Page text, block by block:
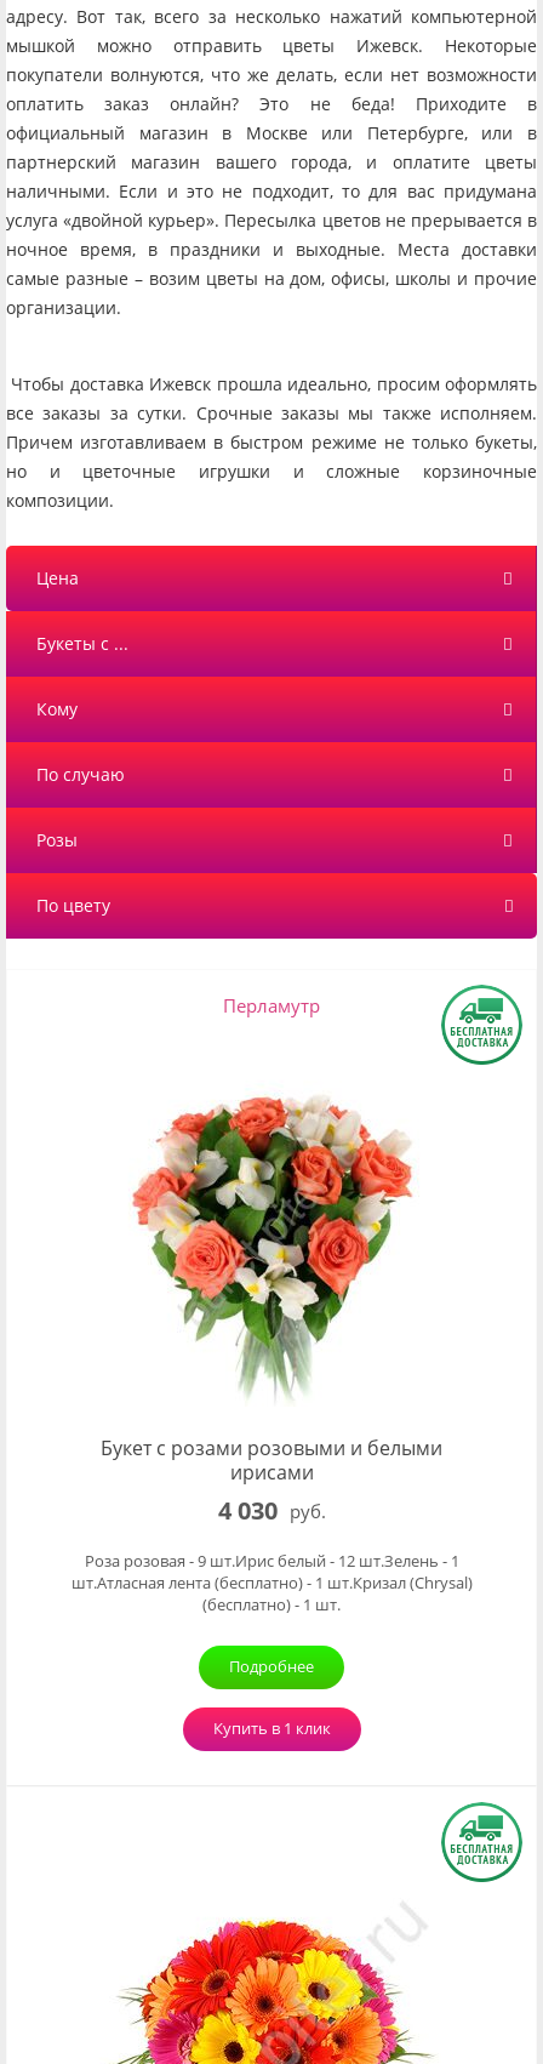
адресу. Вот так, всего за несколько нажатий компьютерной
мышкой можно отправить цветы Ижевск. Некоторые
покупатели волнуются, что же делать, если нет возможности
оплатить заказ онлайн? Это не беда! Приходите в
официальный магазин в Москве или Петербурге, или в
партнерский магазин вашего города, и оплатите цветы
наличными. Если и это не подходит, то для вас придумана
услуга «двойной курьер». Пересылка цветов не прерывается в
ночное время, в праздники и выходные. Места доставки
самые разные – возим цветы на дом, офисы, школы и прочие
организации.
Чтобы доставка Ижевск прошла идеально, просим оформлять
все заказы за сутки. Срочные заказы мы также исполняем.
Причем изготавливаем в быстром режиме не только букеты,
но и цветочные игрушки и сложные корзиночные
композиции.
Цена
Букеты с ...
Кому
По случаю
Розы
По цвету
Перламутр
Букет с розами розовыми и белыми
ирисами
4 030 руб.
Роза розовая - 9 шт.Ирис белый - 12 шт.Зелень - 1
шт.Атласная лента (бесплатно) - 1 шт.Кризал (Chrysal)
(бесплатно) - 1 шт.
Подробнее
Купить в 1 клик